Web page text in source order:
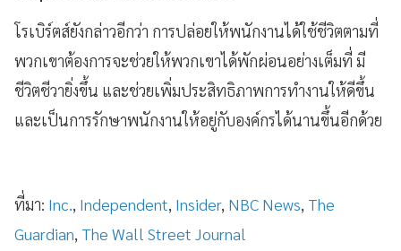
โรเบิร์ตส์ยังกล่าวอีกว่า การปล่อยให้พนักงานได้ใช้ชีวิตตามที่
พวกเขาต้องการจะช่วยให้พวกเขาได้พักผ่อนอย่างเต็มที่ มี
ชีวิตชีวายิ่งขึ้น และช่วยเพิ่มประสิทธิภาพการทำงานให้ดีขึ้น
และเป็นการรักษาพนักงานให้อยู่กับองค์กรได้นานขึ้นอีกด้วย
ที่มา: Inc., Independent, Insider, NBC News, The
Guardian, The Wall Street Journal